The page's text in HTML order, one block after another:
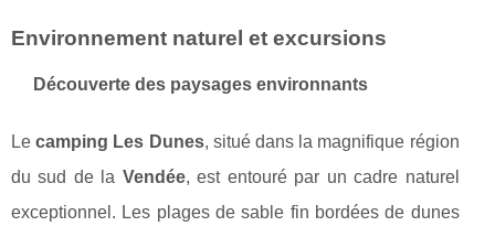
Environnement naturel et excursions
Découverte des paysages environnants
Lecamping Les Dunes, situé dans la magnifique région
du sud de la Vendée, est entouré par un cadre naturel
exceptionnel. Les plages de sable fin bordées de dunes